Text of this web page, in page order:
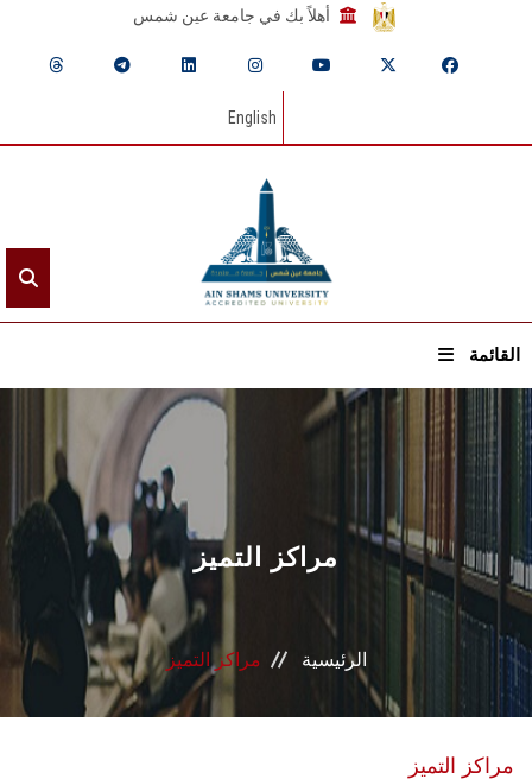
أهلاً بك في جامعة عين شمس
English
القائمة
عن الجامعة
القطاعـات
الشئون الأكاديمية
البحث العلمي
مراكز التميز
الرئيسية مراكز التميز
مراكز التميز